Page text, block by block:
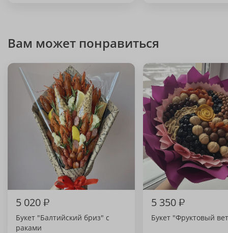
Вам может понравиться
5 020₽
Букет "Балтийский бриз" с
раками
5 350₽
Букет "Фруктовый